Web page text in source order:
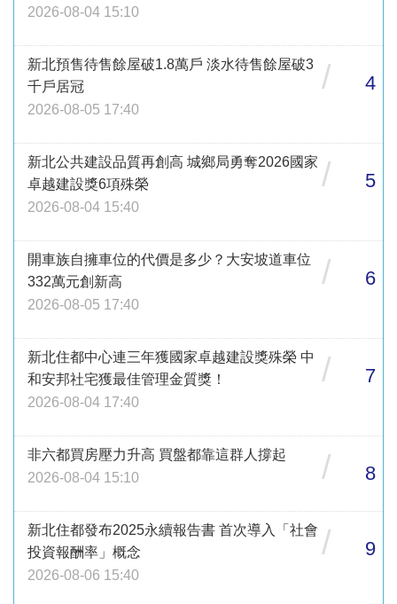
2026-08-04 15:10
新北預售待售餘屋破1.8萬戶 淡水待售餘屋破3
千戶居冠
2026-08-05 17:40
/ 4
新北公共建設品質再創高 城鄉局勇奪2026國家
卓越建設獎6項殊榮
2026-08-04 15:40
/ 5
開車族自擁車位的代價是多少？大安坡道車位
332萬元創新高
2026-08-05 17:40
/ 6
新北住都中心連三年獲國家卓越建設獎殊榮 中
和安邦社宅獲最佳管理金質獎！
2026-08-04 17:40
/ 7
非六都買房壓力升高 買盤都靠這群人撐起
2026-08-04 15:10
/ 8
新北住都發布2025永續報告書 首次導入「社會
投資報酬率」概念
2026-08-06 15:40
/ 9